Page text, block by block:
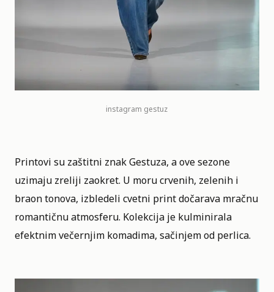
instagram gestuz
Printovi su zaštitni znak Gestuza, a ove sezone
uzimaju zreliji zaokret. U moru crvenih, zelenih i
braon tonova, izbledeli cvetni print dočarava mračnu
romantičnu atmosferu. Kolekcija je kulminirala
efektnim večernjim komadima, sačinjem od perlica.